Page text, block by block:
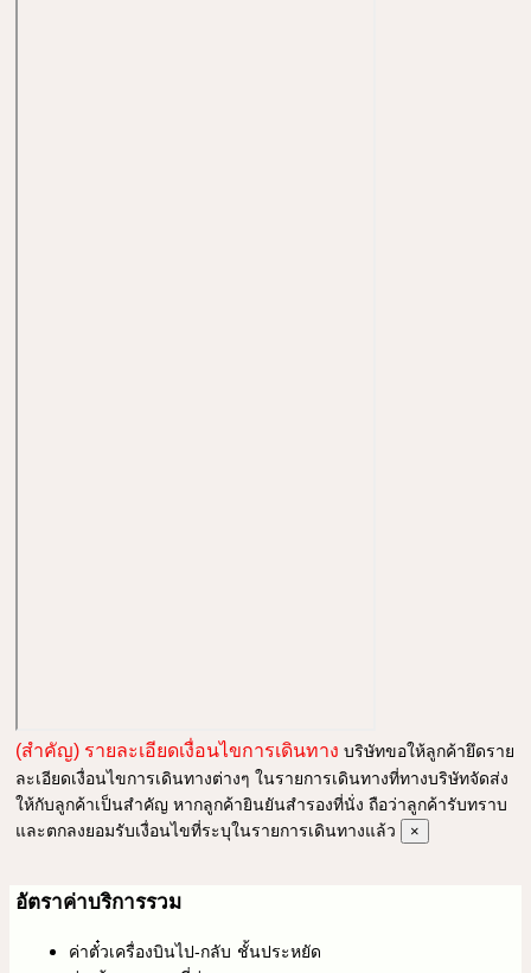
(สำคัญ) รายละเอียดเงื่อนไขการเดินทาง บริษัทขอให้ลูกค้ายึดราย
ละเอียดเงื่อนไขการเดินทางต่างๆ ในรายการเดินทางที่ทางบริษัทจัดส่ง
ให้กับลูกค้าเป็นสำคัญ หากลูกค้ายินยันสำรองที่นั่ง ถือว่าลูกค้ารับทราบ
และตกลงยอมรับเงื่อนไขที่ระบุในรายการเดินทางแล้ว
×
อัตราค่าบริการรวม
ค่าตั๋วเครื่องบินไป-กลับ ชั้นประหยัด